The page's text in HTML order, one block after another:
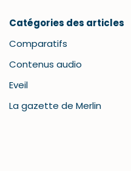
Catégories des articles
Comparatifs
Contenus audio
Eveil
La gazette de Merlin